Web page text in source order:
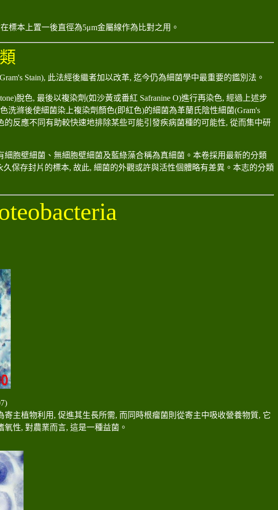
標本上置一後直徑為5μm金屬線作為比對之用 。
Stain), 此法經後繼者加以改革, 迄今仍為細菌學中最重要的鑑別法。
脫色, 最後以複染劑(如沙黃或番紅 Safranine O)進行再染色, 經過上述步
洗滌後使細菌染上複染劑顏色(即紅色)的細菌為革蘭氏陰性細菌(Gram's
反應不同有助較快速地排除某些可能引發疾病菌種的可能性, 從而集中研
胞壁細菌、無細胞壁細菌及藍綠藻合稱為真細菌。本卷採用最新的分類
久保存封片的標本, 故此, 細菌的外觀或許與活性個體略有差異 。 本志的分類
主植物利用, 促進其生長所需, 而同時根瘤菌則從寄主中吸收營養物質, 它
氧性, 對農業而言, 這是一種益菌。